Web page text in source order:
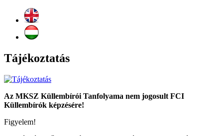
Tájékoztatás
Az MKSZ Küllembírói Tanfolyama nem jogosult FCI
Küllembírók képzésére!
Figyelem!